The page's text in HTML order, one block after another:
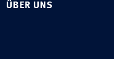
ÜBER UNS